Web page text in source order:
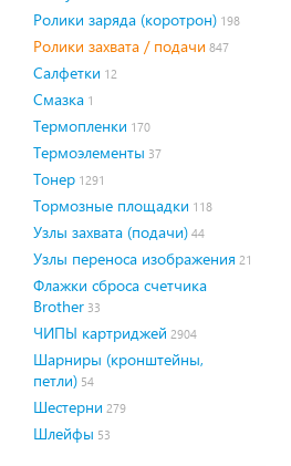
Ролики заряда (коротрон) 198
Ролики захвата / подачи 847
Салфетки 12
Смазка 1
Термопленки 170
Термоэлементы 37
Тонер 1291
Тормозные площадки 118
Узлы захвата (подачи) 44
Узлы переноса изображения 21
Флажки сброса счетчика
Brother 33
ЧИПЫ картриджей 2904
Шарниры (кронштейны,
петли) 54
Шестерни 279
Шлейфы 53